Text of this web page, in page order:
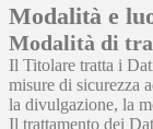
Modalità e
Modalità di
Il Titolare tratta i
misure di sicurezza
la divulgazione, la
Il trattamento dei